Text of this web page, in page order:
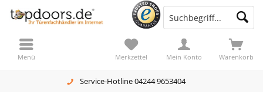
Service-Hotline 04244 9653404
Warenkorb
Merkzettel Mein Konto
Menü